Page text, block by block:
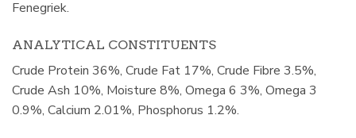
Fenegriek.
ANALYTICAL CONSTITUENTS
Crude Protein 36%, Crude Fat 17%, Crude Fibre 3.5%,
Crude Ash 10%, Moisture 8%, Omega 6 3%, Omega 3
0.9%, Calcium 2.01%, Phosphorus 1.2%.